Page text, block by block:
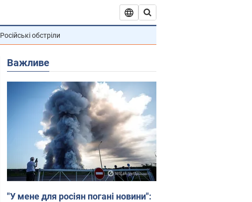
Російські обстріли
Важливе
"У мене для росіян погані новини":